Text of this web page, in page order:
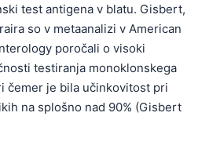
test antigena v blatu. Gisbert,
so v metaanalizi v American
poročali o visoki
testiranja monoklonskega
čemer je bila učinkovitost pri
na splošno nad 90% (Gisbert